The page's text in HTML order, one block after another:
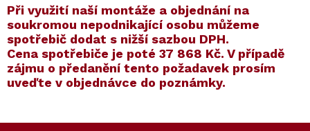
​​Při využití naší montáže a objednání na
soukromou nepodnikající osobu můžeme
spotřebič dodat s nižší sazbou DPH.
Cena spotřebiče je poté 37 868 Kč. V případě
zájmu o předanění tento požadavek prosím
uveďte v objednávce do poznámky.